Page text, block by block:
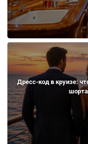
Дресс-код в круизе: